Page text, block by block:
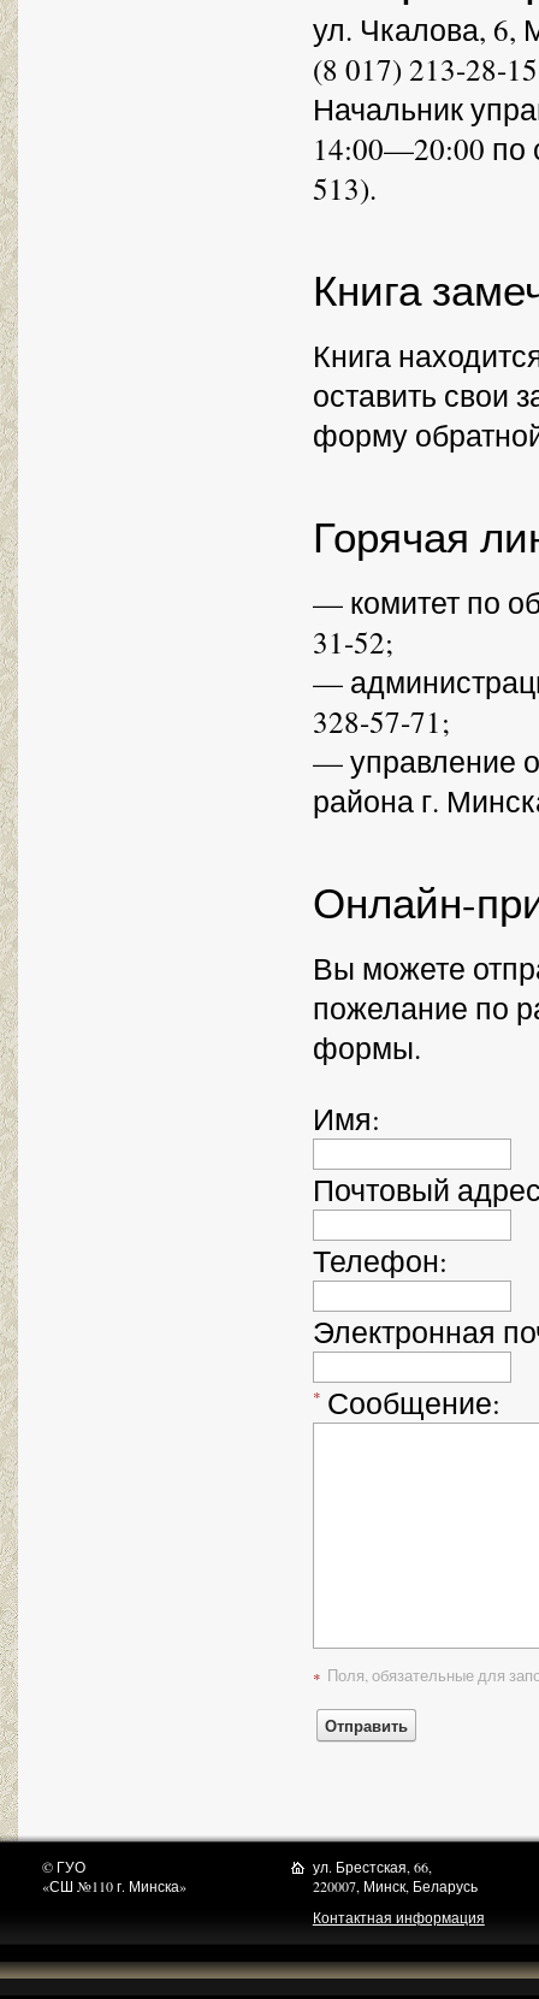
ул. Чкалова, 6,
(8 017) 213-28-
Начальник
14:00—20:00 по
513).
Книга
Книга
оставить свои
форму
Горячая
— комитет по
31-52;
—
328-57-71;
— управление
района г.
Онлайн-
Вы можете
пожелание по
формы.
Имя:
Почтовый
Телефон:
Электронная
* Сообщение:
* Поля, обязательные для
© ГУО
«СШ №110 г. Минска»
ул. Брестская, 66,
220007, Минск, Беларусь
Контактная информация